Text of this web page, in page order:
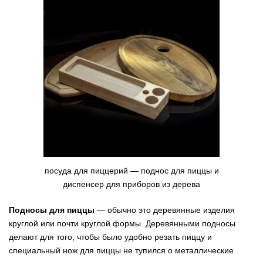
посуда для пиццерий — поднос для пиццы и
диспенсер для приборов из дерева
Подносы для пиццы — обычно это деревянные изделия
круглой или почти круглой формы. Деревянными подносы
делают для того, чтобы было удобно резать пиццу и
специальный нож для пиццы не тупился о металлические